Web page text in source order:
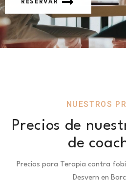
RESERVAR
NUESTROS
Precios de
de
Precios para Terapia contra
Desvern en